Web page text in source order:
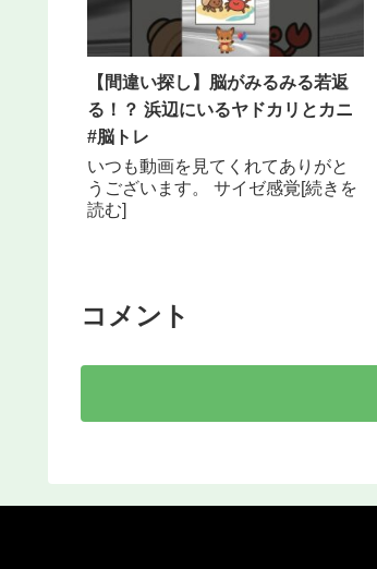
【間違い探し】脳がみるみる若返
る！？ 浜辺にいるヤドカリとカニ
#脳トレ
いつも動画を見てくれてありがと
うございます。 サイゼ感覚[続きを
読む]
コメント